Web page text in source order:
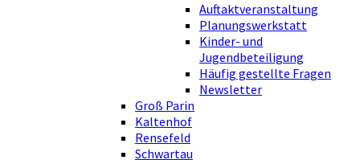
Auftaktveranstaltung
Planungswerkstatt
Kinder- und
Jugendbeteiligung
Häufig gestellte Fragen
Newsletter
Groß Parin
Kaltenhof
Rensefeld
Schwartau